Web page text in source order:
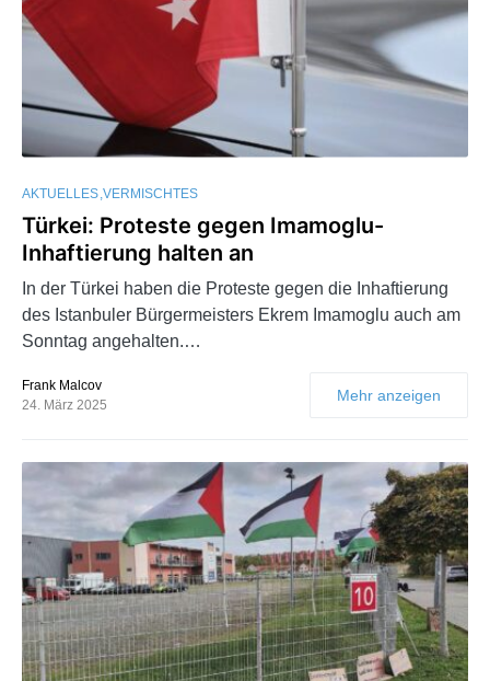
AKTUELLES VERMISCHTES
Türkei: Proteste gegen Imamoglu-
Inhaftierung halten an
In der Türkei haben die Proteste gegen die Inhaftierung
des Istanbuler Bürgermeisters Ekrem Imamoglu auch am
Sonntag angehalten.…
Frank Malcov
24. März 2025
Mehr anzeigen